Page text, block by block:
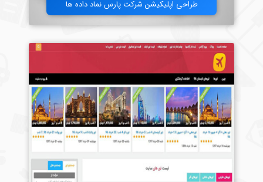
طراحی اپلیکیشن شرکت پارس نماد داده ها